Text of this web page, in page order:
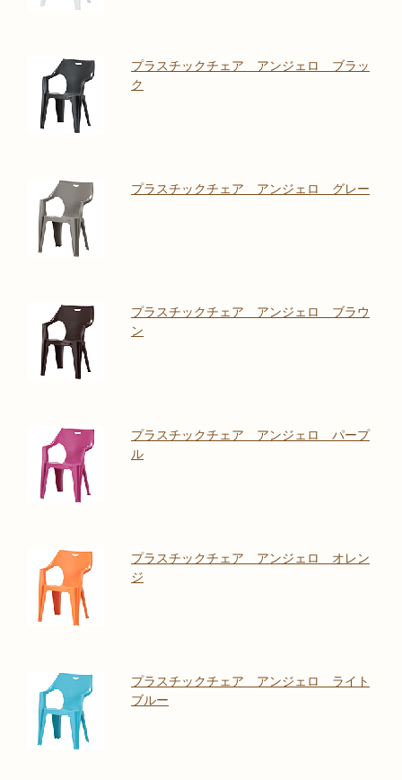
プラスチックチェア アンジェロ ブラッ
ク
プラスチックチェア アンジェロ グレー
プラスチックチェア アンジェロ ブラウ
ン
プラスチックチェア アンジェロ パープ
ル
プラスチックチェア アンジェロ オレン
ジ
プラスチックチェア アンジェロ ライト
ブルー